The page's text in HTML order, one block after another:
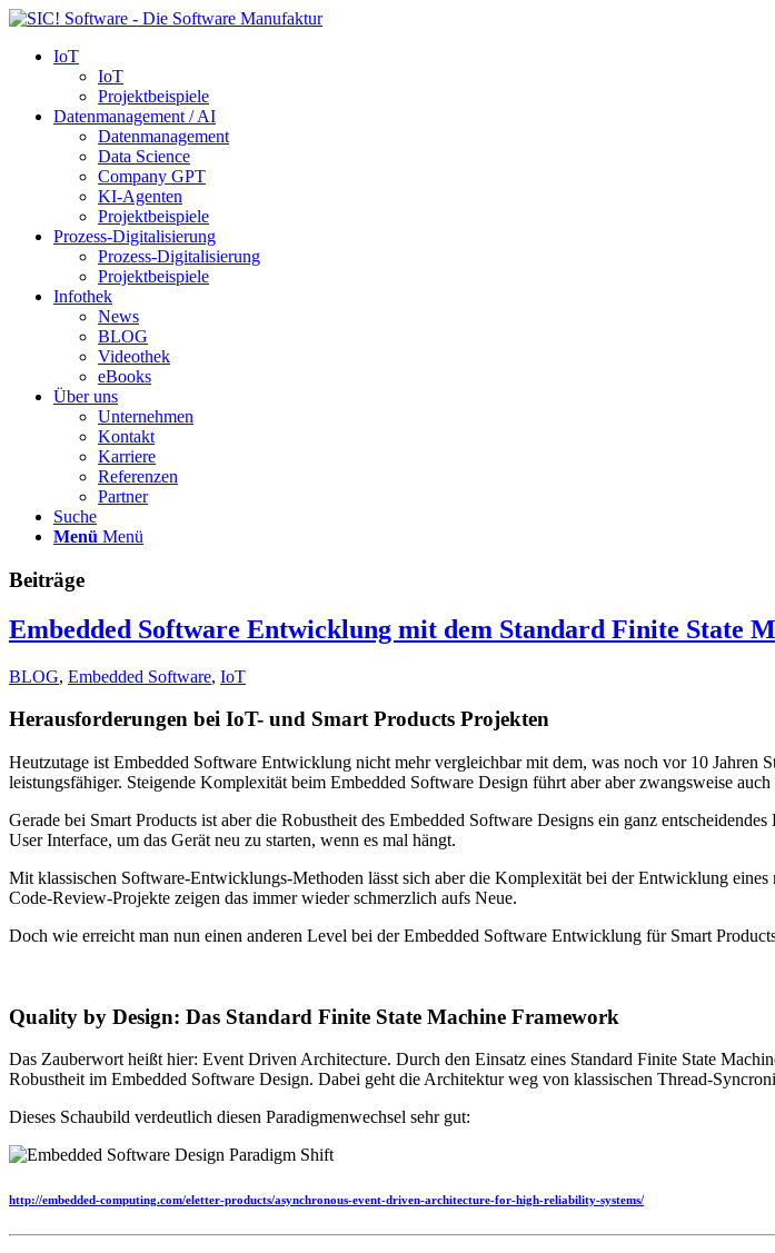
IoT
IoT
Projektbeispiele
Datenmanagement / AI
Datenmanagement
Data Science
Company GPT
KI-Agenten
Projektbeispiele
Prozess-Digitalisierung
Prozess-Digitalisierung
Projektbeispiele
Infothek
News
BLOG
Videothek
eBooks
Über uns
Unternehmen
Kontakt
Karriere
Referenzen
Partner
Suche
Menü Menü
Beiträge
Embedded Software Entwicklung mit dem Standard Finite State
BLOG, Embedded Software, IoT
Herausforderungen bei IoT- und Smart Products Projekten
Heutzutage ist Embedded Software Entwicklung nicht mehr vergleichbar mit dem, was noch vor 10
leistungsfähiger. Steigende Komplexität beim Embedded Software Design führt aber aber zwangsweise
Gerade bei Smart Products ist aber die Robustheit des Embedded Software Designs ein ganz
User Interface, um das Gerät neu zu starten, wenn es mal hängt.
Mit klassischen Software-Entwicklungs-Methoden lässt sich aber die Komplexität bei der Entwicklung
Code-Review-Projekte zeigen das immer wieder schmerzlich aufs Neue.
Doch wie erreicht man nun einen anderen Level bei der Embedded Software Entwicklung für Smart
Quality by Design: Das Standard Finite State Machine Framework
Das Zauberwort heißt hier: Event Driven Architecture. Durch den Einsatz eines Standard Finite State
Robustheit im Embedded Software Design. Dabei geht die Architektur weg von klassischen Thread-
Dieses Schaubild verdeutlich diesen Paradigmenwechsel sehr gut:
http://embedded-computing.com/eletter-products/asynchronous-event-driven-architecture-for-high-reliability-systems/